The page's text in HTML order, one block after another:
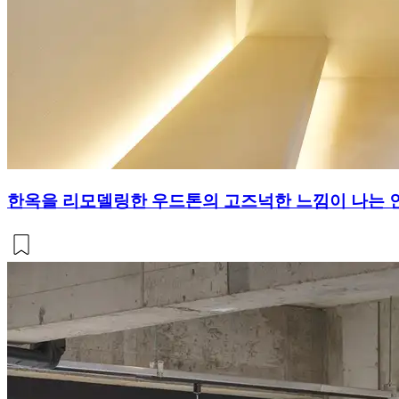
한옥을 리모델링한 우드톤의 고즈넉한 느낌이 나는